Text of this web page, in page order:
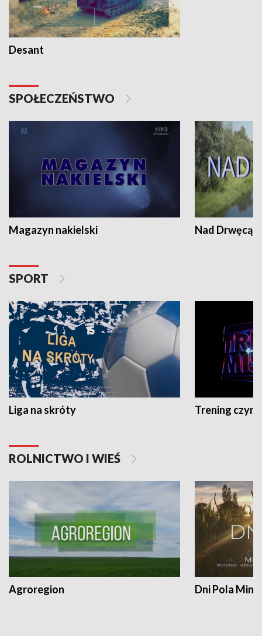
Desant
SPOŁECZEŃSTWO
Magazyn nakielski Nad Drwęcą
SPORT
Liga na skróty Trening czyni
ROLNICTWO I WIEŚ
Agroregion Dni Pola